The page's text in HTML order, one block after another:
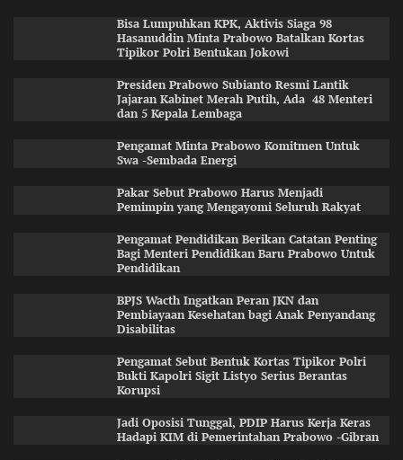
Bisa Lumpuhkan KPK, Aktivis Siaga 98
Hasanuddin Minta Prabowo Batalkan Kortas
Tipikor Polri Bentukan Jokowi
Presiden Prabowo Subianto Resmi Lantik
Jajaran Kabinet Merah Putih, Ada 48 Menteri
dan 5 Kepala Lembaga
Pengamat Minta Prabowo Komitmen Untuk
Swa -Sembada Energi
Pakar Sebut Prabowo Harus Menjadi
Pemimpin yang Mengayomi Seluruh Rakyat
Pengamat Pendidikan Berikan Catatan Penting
Bagi Menteri Pendidikan Baru Prabowo Untuk
Pendidikan
BPJS Wacth Ingatkan Peran JKN dan
Pembiayaan Kesehatan bagi Anak Penyandang
Disabilitas
Pengamat Sebut Bentuk Kortas Tipikor Polri
Bukti Kapolri Sigit Listyo Serius Berantas
Korupsi
Jadi Oposisi Tunggal, PDIP Harus Kerja Keras
Hadapi KIM di Pemerintahan Prabowo -Gibran